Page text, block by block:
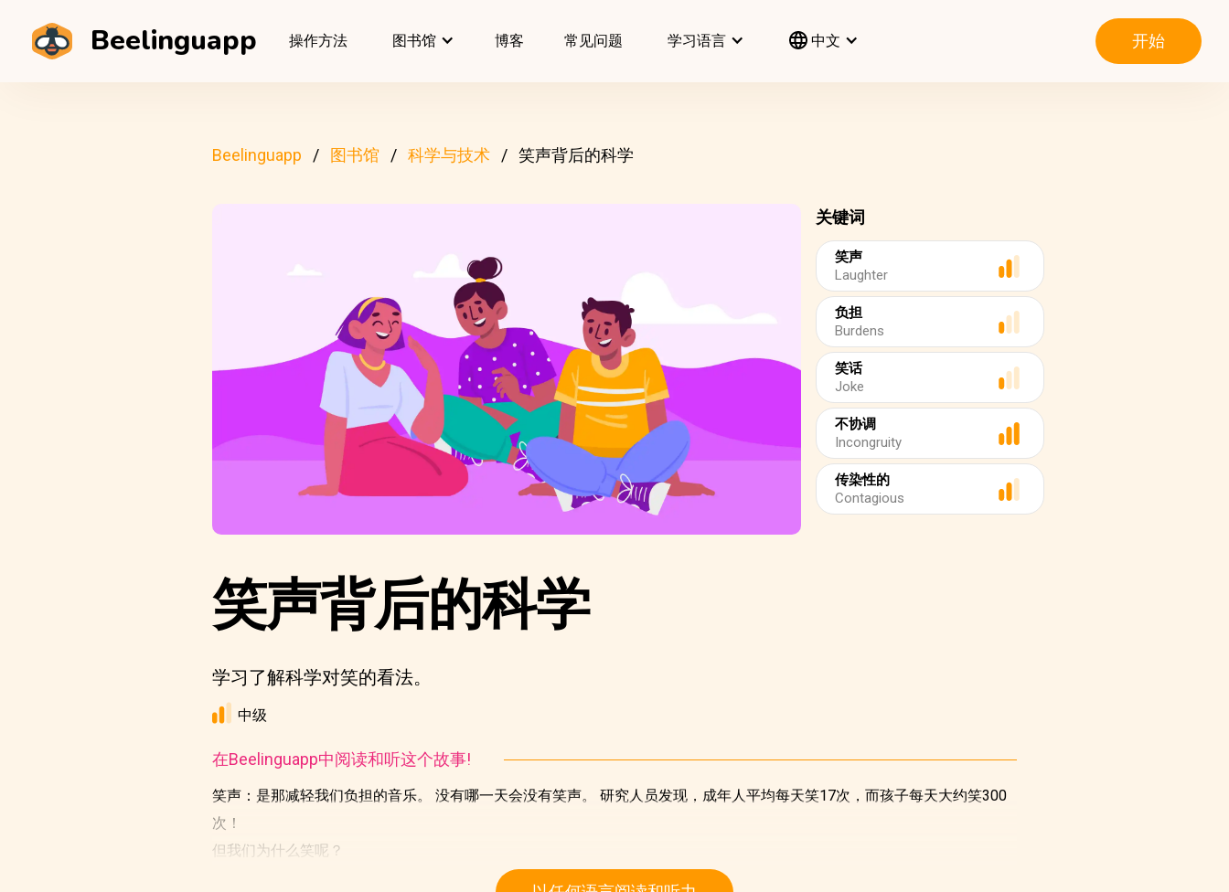
Beelinguapp 操作方法 图书馆 博客 常见问题 学习语言 中文 开始
Beelinguapp 图书馆 科学与技术 笑声背后的科学
关键词
笑声
Laughter
负担
Burdens
笑话
Joke
不协调
Incongruity
传染性的
Contagious
笑声背后的科学
学习了解科学对笑的看法。
中级
在Beelinguapp中阅读和听这个故事!
笑声：是那减轻我们负担的音乐。 没有哪一天会没有笑声。 研究人员发现，成年人平均每天笑17次，而孩子每天大约笑300
次！
但我们为什么笑呢？